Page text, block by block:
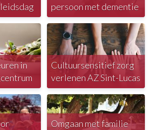
persoon met dementie
in
Cultuursensitief zorg
verlenen AZ Sint-Lucas
Omgaan met familie